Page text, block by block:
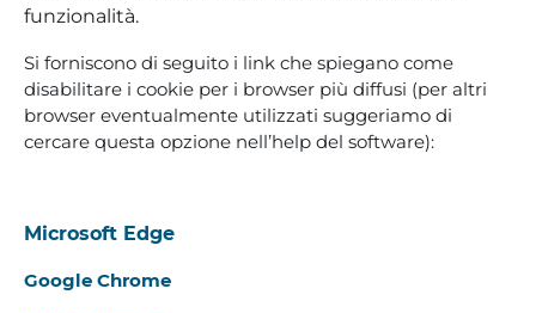
funzionalità.
Si forniscono di seguito i link che spiegano come
disabilitare i cookie per i browser più diffusi (per altri
browser eventualmente utilizzati suggeriamo di
cercare questa opzione nell’help del software):
Microsoft Edge
Google Chrome